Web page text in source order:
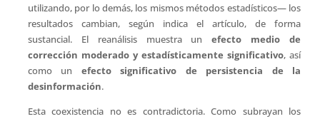
utilizando, por lo demás, los mismos métodos estadísticos— los
resultados cambian, según indica el artículo, de forma
sustancial. El reanálisis muestra unefecto medio de
corrección moderado y estadísticamente significativo, así
como un efecto significativo de persistencia de la
desinformación.
Esta coexistencia no es contradictoria. Como subrayan los